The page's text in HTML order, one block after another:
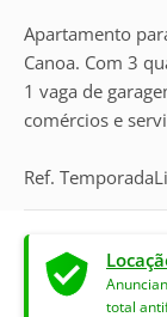
Apartamento
Canoa. Com 3
1 vaga de
comércios e
Ref.
total